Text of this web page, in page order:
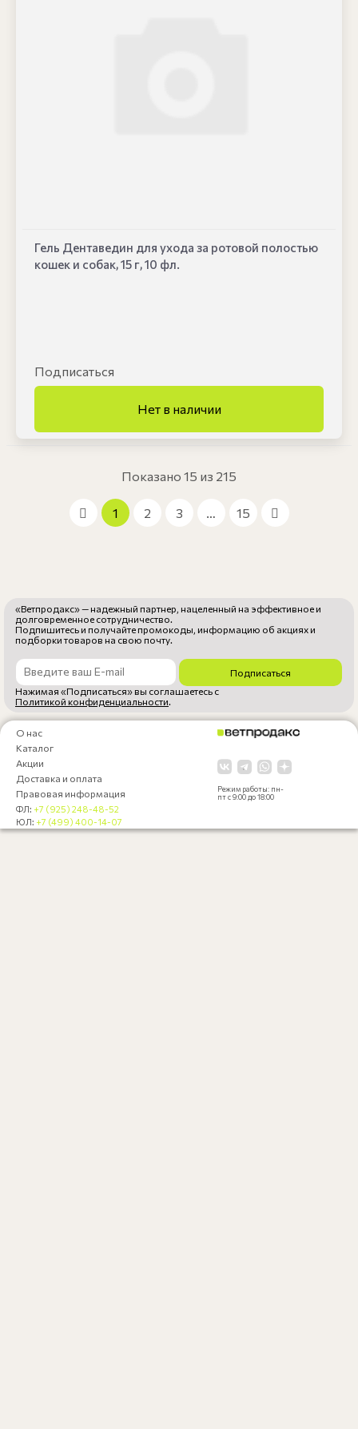
Гель Дентаведин для ухода за ротовой полостью
кошек и собак, 15 г, 10 фл.
Подписаться
Показано 15 из 215
1 2 3 15
«Ветпродакс» — надежный партнер, нацеленный на эффективное и
долговременное сотрудничество.
Подпишитесь и получайте промокоды, информацию об акциях и
подборки товаров на свою почту.
Подписаться
Нажимая «Подписаться» вы соглашаетесь с
Политикой конфиденциальности
О нас
Каталог
Акции
Доставка и оплата
Правовая информация
ФЛ: +7 (925) 248-48-52
ЮЛ: +7 (499) 400-14-07
Режим работы: пн-
пт с 9:00 до 18:00